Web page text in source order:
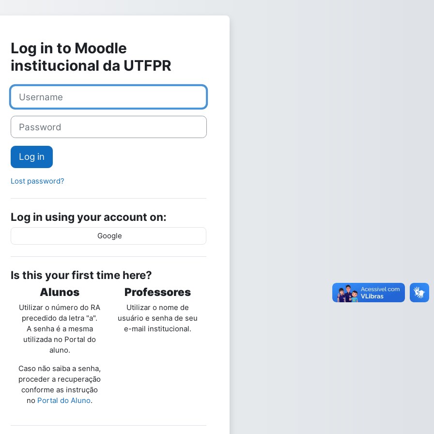
Log in to Moodle
institucional da UTFPR
Username
Password
Log in
Lost password?
Log in using your account on:
Google
Is this your first time here?
Alunos
Utilizar o número do RA
precedido da letra "a".
A senha é a mesma
utilizada no Portal do
aluno.
Caso não saiba a senha,
proceder a recuperação
conforme as instrução
no Portal do Aluno.
Professores
Utilizar o nome de
usuário e senha de seu
e-mail institucional.